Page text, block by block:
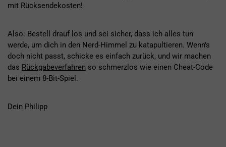
mit Rücksendekosten!
Also: Bestell drauf los und sei sicher, dass ich alles tun
werde, um dich in den Nerd-Himmel zu katapultieren. Wenn's
doch nicht passt, schicke es einfach zurück, und wir machen
das Rückgabeverfahren so schmerzlos wie einen Cheat-Code
bei einem 8-Bit-Spiel.
Dein Philipp